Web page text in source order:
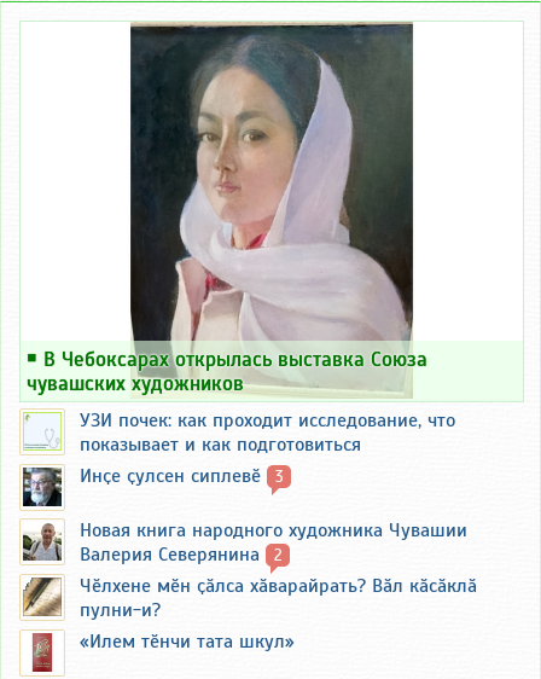
￭ В Чебоксарах открылась выставка Союза
чувашских художников
УЗИ почек: как проходит исследование, что
показывает и как подготовиться
Инҫе ҫулсен сиплевӗ
3
Новая книга народного художника Чувашии
Валерия Северянина
2
Чӗлхене мӗн ҫӑлса хӑварайрать? Вӑл кӑсӑклӑ
пулни-и?
«Илем тӗнчи тата шкул»